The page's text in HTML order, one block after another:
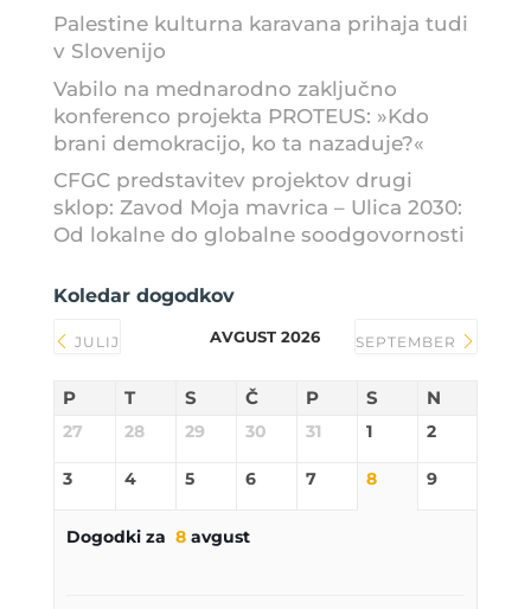
Palestine kulturna karavana prihaja tudi
v Slovenijo
Vabilo na mednarodno zaključno
konferenco projekta PROTEUS: »Kdo
brani demokracijo, ko ta nazaduje?«
CFGC predstavitev projektov drugi
sklop: Zavod Moja mavrica – Ulica 2030:
Od lokalne do globalne soodgovornosti
Koledar dogodkov
JULIJ AVGUST 2026 SEPTEMBER
P T S Č P S N
27 28 29 30 31 1 2
3 4 5 6 7 8 9
Dogodki za 8avgust